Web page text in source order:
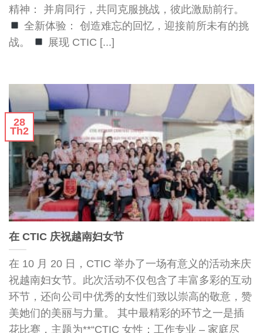
精神： 并肩同行，共同克服挑战，彼此激励前行。
全新体验： 创造难忘的回忆，迎接前所未有的挑
战。
展现 CTIC [...]
在 CTIC 庆祝越南妇女节
在 10 月 20 日，CTIC 举办了一场有意义的活动来庆
祝越南妇女节。此次活动不仅包含了丰富多彩的互动
环节，还向公司中优秀的女性们致以崇高的敬意，赞
美她们的美丽与力量。 其中最精彩的环节之一是插
花比赛，主题为**“CTIC 女性：工作专业 – 家庭尽
28
Th2